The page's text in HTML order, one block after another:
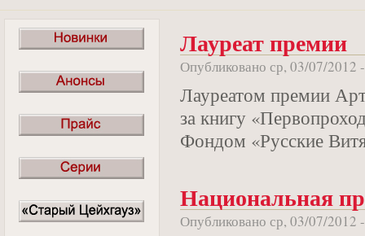
Лауреат премии
Опубликовано ср, 03/07/2012
Лауреатом премии
за книгу
Фондом «Русские
Национальная
Опубликовано ср, 03/07/2012